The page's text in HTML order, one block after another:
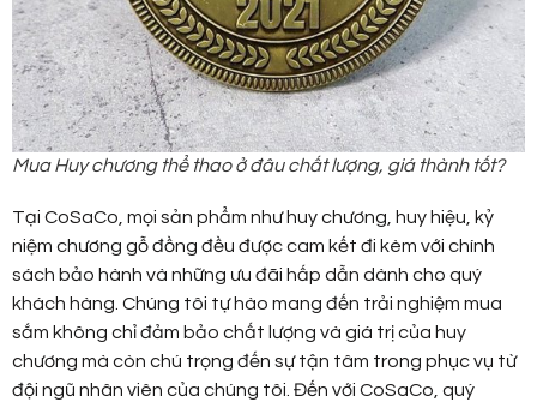
Mua Huy chương thể thao ở đâu chất lượng, giá thành tốt?
Tại CoSaCo, mọi sản phẩm như huy chương, huy hiệu, kỷ
niệm chương gỗ đồng đều được cam kết đi kèm với chính
sách bảo hành và những ưu đãi hấp dẫn dành cho quý
khách hàng. Chúng tôi tự hào mang đến trải nghiệm mua
sắm không chỉ đảm bảo chất lượng và giá trị của huy
chương mà còn chú trọng đến sự tận tâm trong phục vụ từ
đội ngũ nhân viên của chúng tôi. Đến với CoSaCo, quý